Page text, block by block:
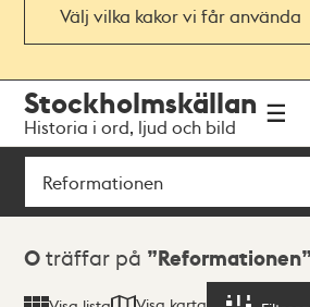
Välj vilka kakor vi får använda
navigationen
huvudinnehållet
Stockholmskällan
Historia i ord, ljud och bild
Sök
Sökresultat
0 träffar på Reformationen